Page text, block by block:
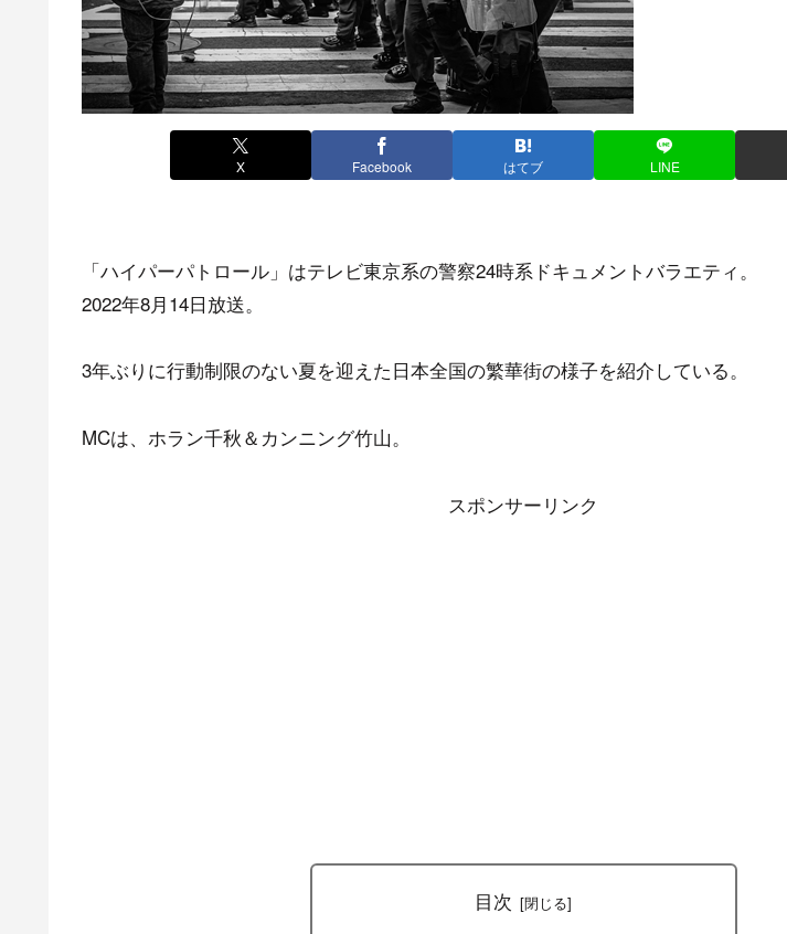
X Facebook はてブ LINE
「ハイパーパトロール」はテレビ東京系の警察24時系ドキュメントバラエティ。
2022年8月14日放送。
3年ぶりに行動制限のない夏を迎えた日本全国の繁華街の様子を紹介している。
MCは、ホラン千秋＆カンニング竹山。
スポンサーリンク
目次